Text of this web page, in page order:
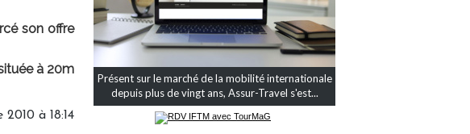
son offre
à 20m
à 18:14
Présent sur le marché de la mobilité internationale
depuis plus de vingt ans, Assur-Travel s'est...